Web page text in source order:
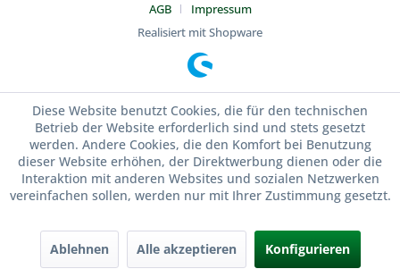
AGB
Impressum
Realisiert mit Shopware
Diese Website benutzt Cookies, die für den technischen
Betrieb der Website erforderlich sind und stets gesetzt
werden. Andere Cookies, die den Komfort bei Benutzung
dieser Website erhöhen, der Direktwerbung dienen oder die
Interaktion mit anderen Websites und sozialen Netzwerken
vereinfachen sollen, werden nur mit Ihrer Zustimmung gesetzt.
Ablehnen Alle akzeptieren Konfigurieren